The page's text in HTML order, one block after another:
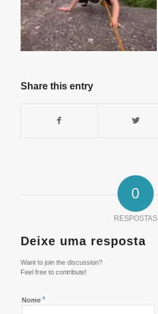
Share this entry
0
RESPOSTAS
Deixe uma resposta
Want to join the discussion?
Feel free to contribute!
Nome *